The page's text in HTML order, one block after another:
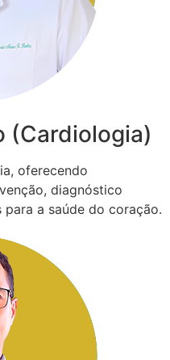
(Cardiologia)
oferecendo
diagnóstico
a saúde do coração.